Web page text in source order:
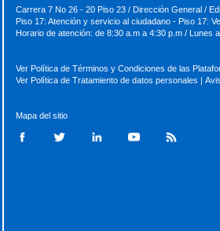
MinAgricultura
MinAmbiente
Carrera 7 No 26 - 20 Piso 23 / Dirección General /
Piso 17: Atención y servicio al ciudadano - Piso 17:
Horario de atención: de 8:30 a.m a 4:30 p.m / Lunes
Ver Política de Términos y Condiciones de las
Ver Política de Tratamiento de datos personales |
Mapa del sitio